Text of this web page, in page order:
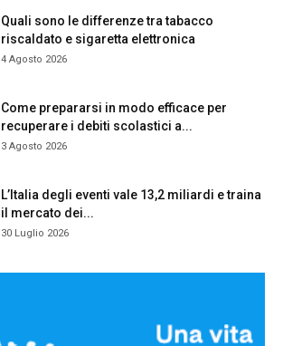
Quali sono le differenze tra tabacco
riscaldato e sigaretta elettronica
4 Agosto 2026
Come prepararsi in modo efficace per
recuperare i debiti scolastici a...
3 Agosto 2026
L’Italia degli eventi vale 13,2 miliardi e traina
il mercato dei...
30 Luglio 2026